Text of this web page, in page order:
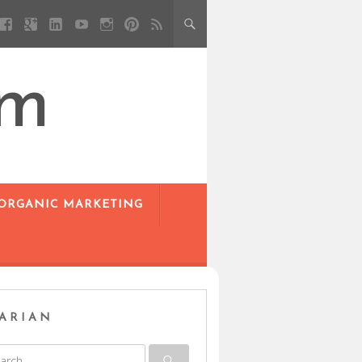
MARKETING